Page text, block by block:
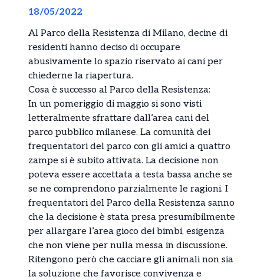
18/05/2022
Al Parco della Resistenza di Milano, decine di
residenti hanno deciso di occupare
abusivamente lo spazio riservato ai cani per
chiederne la riapertura.
Cosa è successo al Parco della Resistenza:
In un pomeriggio di maggio si sono visti
letteralmente sfrattare dall’area cani del
parco pubblico milanese. La comunità dei
frequentatori del parco con gli amici a quattro
zampe si è subito attivata. La decisione non
poteva essere accettata a testa bassa anche se
se ne comprendono parzialmente le ragioni. I
frequentatori del Parco della Resistenza sanno
che la decisione è stata presa presumibilmente
per allargare l’area gioco dei bimbi, esigenza
che non viene per nulla messa in discussione.
Ritengono però che cacciare gli animali non sia
la soluzione che favorisce convivenza e